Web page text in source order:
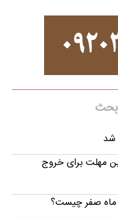
شد
مهلت برای خروج
ماه صفر چیست؟